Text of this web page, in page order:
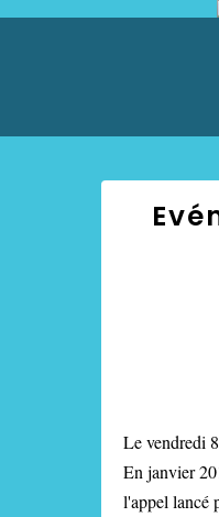
Le vendredi
En janvier
l'appel lancé